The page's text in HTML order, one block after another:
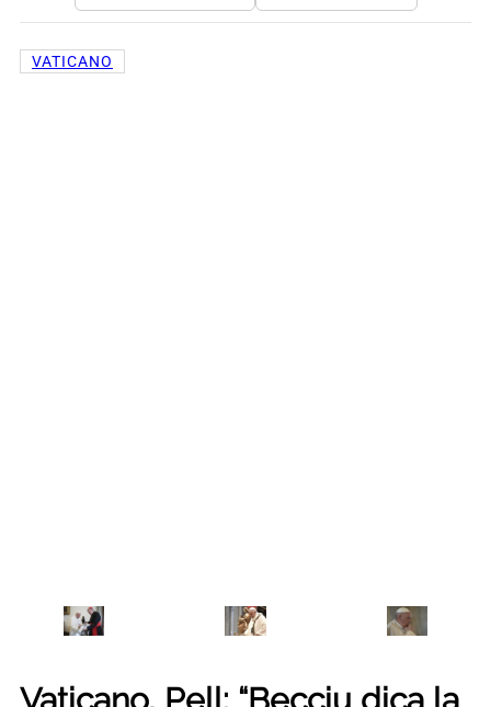
VATICANO